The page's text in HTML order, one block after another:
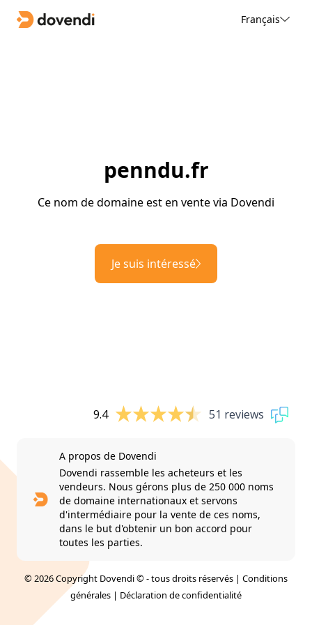
Français
penndu.fr
Ce nom de domaine est en vente via Dovendi
Je suis intéressé
9.4 51 reviews
A propos de Dovendi
Dovendi rassemble les acheteurs et les
vendeurs. Nous gérons plus de 250 000 noms
de domaine internationaux et servons
d'intermédiaire pour la vente de ces noms,
dans le but d'obtenir un bon accord pour
toutes les parties.
© 2026 Copyright Dovendi © - tous droits réservés | Conditions
générales | Déclaration de confidentialité